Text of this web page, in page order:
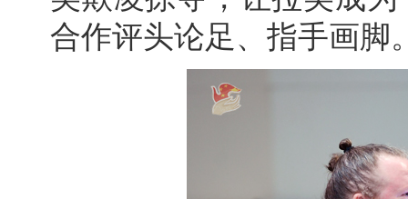
合作评头论足、指手画脚